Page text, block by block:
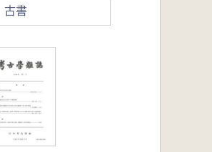
古書